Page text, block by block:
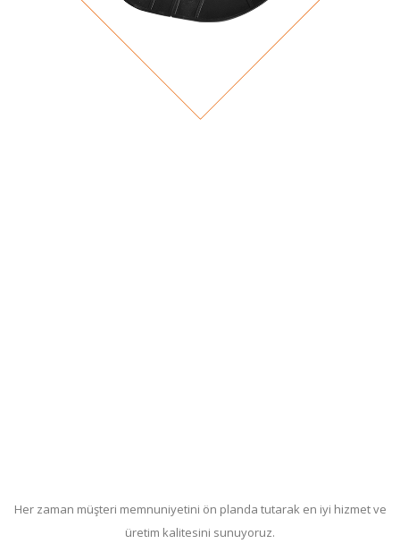
Her zaman müşteri memnuniyetini ön planda tutarak en iyi hizmet ve
üretim kalitesini sunuyoruz.